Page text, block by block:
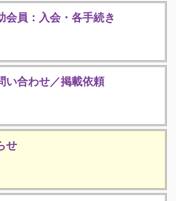
会員：入会・各手続き
い合わせ／掲載依頼
せ